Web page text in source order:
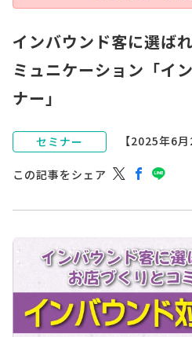
インバウンド客に選ば
ミュニケーション「イ
ナー」
セミナー 【2025年6月
この記事をシェア